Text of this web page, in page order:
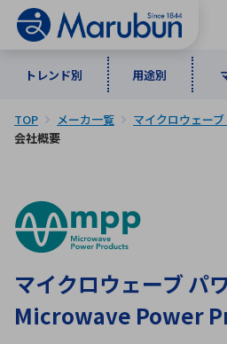
トレンド別 用途別
トレンド別
5G・Local 5G
用途別
監視・セキュリティ
マーケット別
自動車
情報通信
商品別
半導体・電子部品
計測・測定・表示機器
メーカ一覧
あ行
な行
わ行
TOP メーカ一覧
マイクロウェー
会社概要
マイクロウェーブ パ
Microwave Power